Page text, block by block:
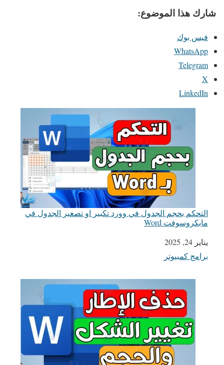
شارك هذا الموضوع:
فيس بوك
WhatsApp
Telegram
X
LinkedIn
التحكم بحجم الجدول في وورد تكبير او تصغير الجدول في
مايكروسوفت Word
التاريخ
يناير 24, 2025
في ما يتعلق بما يأتي
برامج كمبيوتر